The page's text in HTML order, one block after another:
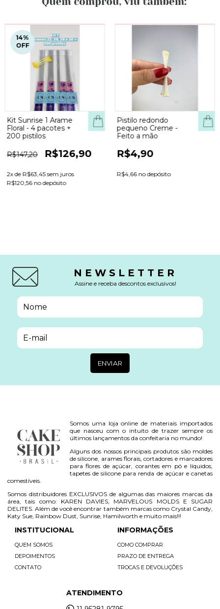
14%
OFF
Kit Sunrise 1 Arame
Floral - 4 pacotes +
200 pistilos
R$147,20 R$126,90
2x de R$63,45sem juros
R$120,56 no depósito
Pistilo redondo
pequeno Creme -
Feito a mão
R$4,90
R$4,66 no depósito
NEWSLETTER
Assine e receba descontos exclusivos!
Somos uma loja online de materiais importados
que nasceu com o intuito de trazer sempre os
últimos lançamentos da confeitaria no mundo!
Alguns dos nossos principais produtos são moldes
de silicone, arames florais, cortadores e marcadores
para flores de açúcar, corantes em pó e líquidos,
tapetes de silicone para renda de açúcar e canetas
comestíveis.
Somos distribuidores EXCLUSIVOS de algumas das maiores marcas da
área, tais como: KAREN DAVIES, MARVELOUS MOLDS E SUGAR
DELITES. Além de você encontrar também marcas como Crystal Candy,
Katy Sue, Rainbow Dust, Sunrise, Hamilworth e muito mais!!!
INSTITUCIONAL
QUEM SOMOS
DEPOIMENTOS
CONTATO
INFORMAÇÕES
COMO COMPRAR
PRAZO DE ENTREGA
TROCAS E DEVOLUÇÕES
ATENDIMENTO